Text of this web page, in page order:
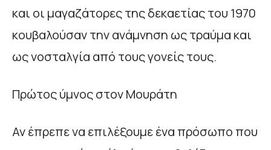
και οι µαγαζάτορες της δεκαετίας του 1970
κουβαλούσαν την ανάµνηση ως τραύµα και
ως νοσταλγία από τους γονείς τους.
Πρώτος ύµνος στον Μουράτη
Αν έπρεπε να επιλέξουµε ένα πρόσωπο που